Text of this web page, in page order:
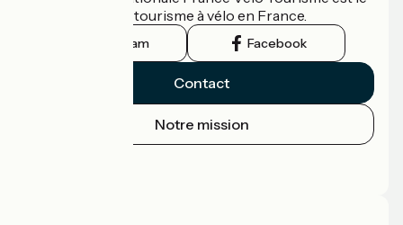
guide officiel du tourisme à vélo en France.
Instagram Facebook
Contact
Notre mission